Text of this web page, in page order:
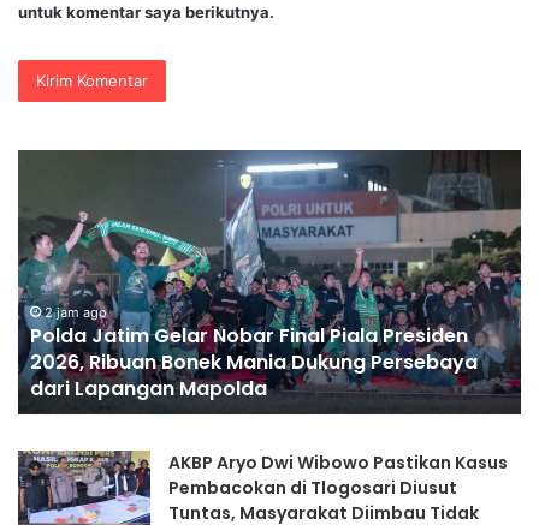
untuk komentar saya berikutnya.
Gelar
Nobar
Final
Piala
Presiden
2026,
Ribuan
Bonek
Mania
Persebaya
dari
Lapangan
2 jam ago
Polda Jatim Gelar Nobar Final Piala Presiden
2026, Ribuan Bonek Mania Dukung Persebaya
dari Lapangan Mapolda
RI
AKBP Aryo Dwi Wibowo Pastikan Kasus
Pembacokan di Tlogosari Diusut
Tuntas, Masyarakat Diimbau Tidak